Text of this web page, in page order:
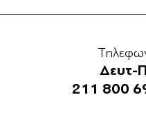
Δευτ-
211 800